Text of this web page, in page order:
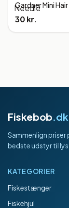
Gardner Mini
30 kr.
Fiskebob.dk
Sammenlign priser
bedste udstyr til
KATEGORIER
Fiskestænger
Fiskehjul